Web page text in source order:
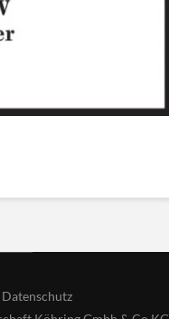
Datenschutz